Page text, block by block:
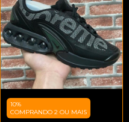
10%
COMPRANDO 2 OU MAIS